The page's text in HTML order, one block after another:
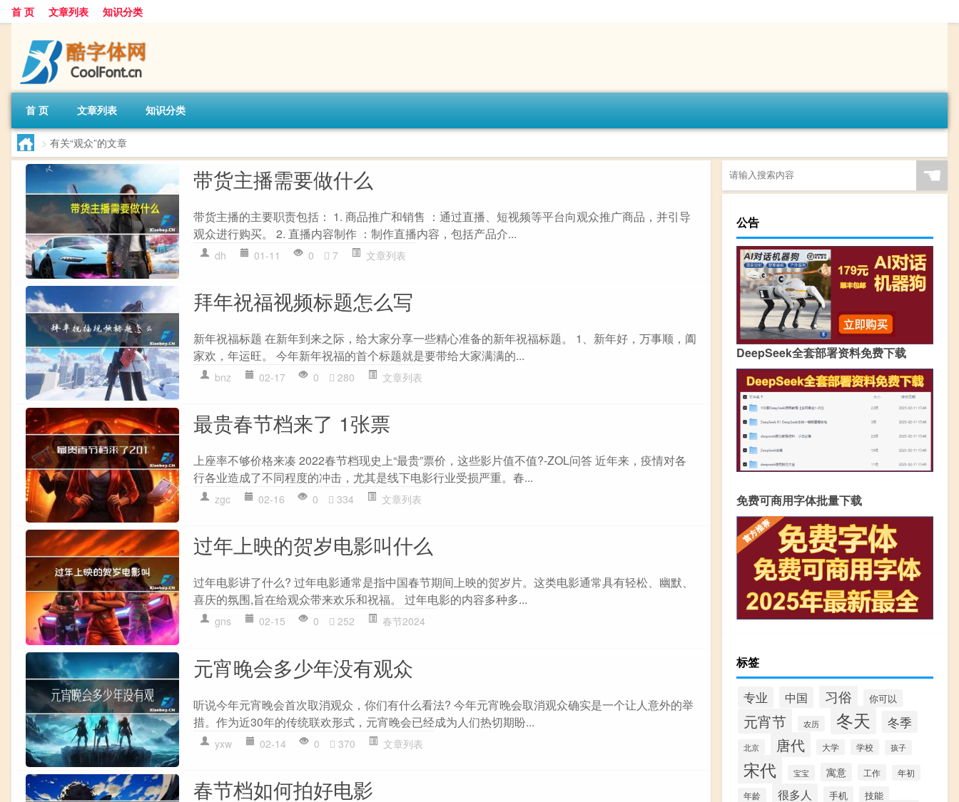
首 页 文章列表 知识分类
首 页 文章列表 知识分类
> 有关“观众”的文章
带货主播需要做什么
带货主播的主要职责包括： 1. 商品推广和销售 ：通过直播、短视频等平台向观众推广商品，并引导
观众进行购买。 2. 直播内容制作 ：制作直播内容，包括产品介...
dh 01-11 0 7 文章列表
拜年祝福视频标题怎么写
新年祝福标题 在新年到来之际，给大家分享一些精心准备的新年祝福标题。 1、新年好，万事顺，阖
家欢，年运旺。 今年新年祝福的首个标题就是要带给大家满满的...
bnz 02-17 0 280 文章列表
最贵春节档来了 1张票
上座率不够价格来凑 2022春节档现史上“最贵”票价，这些影片值不值?-ZOL问答 近年来，疫情对各
行各业造成了不同程度的冲击，尤其是线下电影行业受损严重。春...
zgc 02-16 0 334 文章列表
过年上映的贺岁电影叫什么
过年电影讲了什么? 过年电影通常是指中国春节期间上映的贺岁片。这类电影通常具有轻松、幽默、
喜庆的氛围,旨在给观众带来欢乐和祝福。 过年电影的内容多种多...
gns 02-15 0 252 春节2024
元宵晚会多少年没有观众
听说今年元宵晚会首次取消观众，你们有什么看法? 今年元宵晚会取消观众确实是一个让人意外的举
措。作为近30年的传统联欢形式，元宵晚会已经成为人们热切期盼...
yxw 02-14 0 370 文章列表
春节档如何拍好电影
☚
公告
DeepSeek全套部署资料免费下载
免费可商用字体批量下载
标签
专业 中国 习俗 你可以
元宵节 农历 冬天 冬季
北京 唐代 大学 学校 孩子
宋代 宝宝 寓意 工作
年初
年龄
很多人 手机 技能